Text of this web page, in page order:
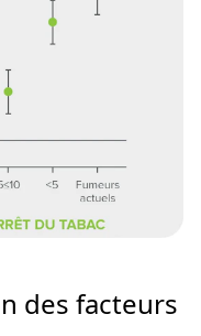
des facteurs